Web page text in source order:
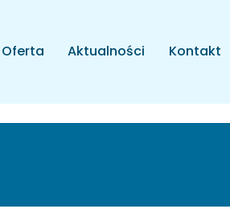
Oferta Aktualności Kontakt